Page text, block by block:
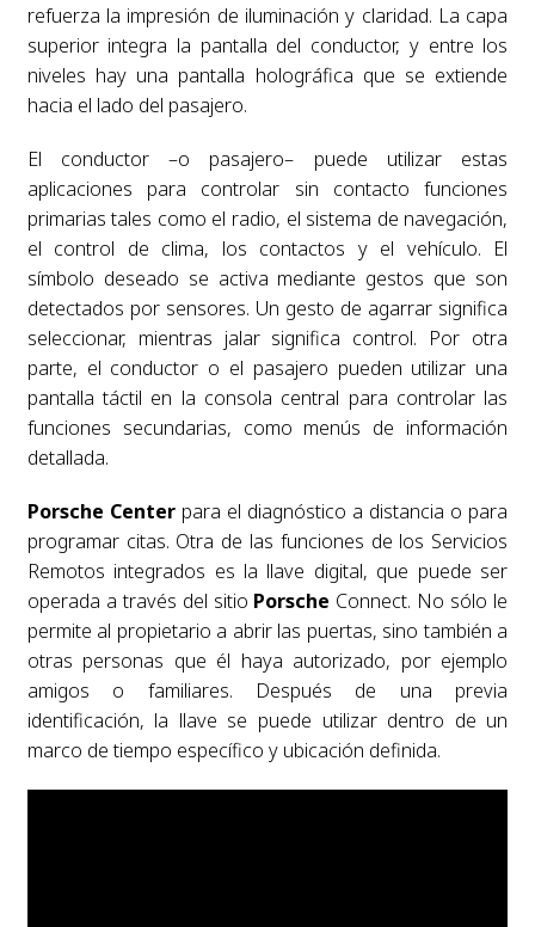
refuerza la impresión de iluminación y claridad. La capa
superior integra la pantalla del conductor, y entre los
niveles hay una pantalla holográfica que se extiende
hacia el lado del pasajero.
El conductor –o pasajero– puede utilizar estas
aplicaciones para controlar sin contacto funciones
primarias tales como el radio, el sistema de navegación,
el control de clima, los contactos y el vehículo. El
símbolo deseado se activa mediante gestos que son
detectados por sensores. Un gesto de agarrar significa
seleccionar, mientras jalar significa control. Por otra
parte, el conductor o el pasajero pueden utilizar una
pantalla táctil en la consola central para controlar las
funciones secundarias, como menús de información
detallada.
Porsche Centerpara el diagnóstico a distancia o para
programar citas. Otra de las funciones de los Servicios
Remotos integrados es la llave digital, que puede ser
operada a través del sitio Porsche Connect. No sólo le
permite al propietario a abrir las puertas, sino también a
otras personas que él haya autorizado, por ejemplo
amigos o familiares. Después de una previa
identificación, la llave se puede utilizar dentro de un
marco de tiempo específico y ubicación definida.